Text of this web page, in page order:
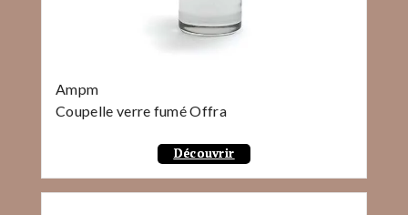
Ampm
Coupelle verre fumé Offra
Découvrir